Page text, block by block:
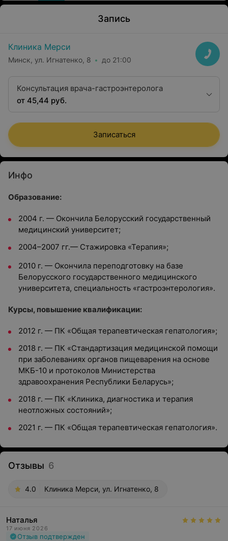
Запись
Клиника Мерси
Минск, ул. Игнатенко, 8 до 21:00
Консультация врача-гастроэнтеролога
от 45,44 руб.
Записаться
Инфо
Образование:
2004 г. — Окончила Белорусский государственный
медицинский университет;
2004–2007 гг.— Стажировка «Терапия»;
2010 г. — Окончила переподготовку на базе
Белорусского государственного медицинского
университета, специальность «гастроэнтерология».
Курсы, повышение квалификации:
2012 г. — ПК «Общая терапевтическая гепатология»;
2018 г. — ПК «Стандартизация медицинской помощи
при заболеваниях органов пищеварения на основе
МКБ-10 и протоколов Министерства
здравоохранения Республики Беларусь»;
2018 г. — ПК «Клиника, диагностика и терапия
неотложных состояний»;
2021 г. — ПК «Общая терапевтическая гепатология».
Отзывы 6
4.0 Клиника Мерси, ул. Игнатенко, 8
Наталья
17 июня 2026
Отзыв подтвержден